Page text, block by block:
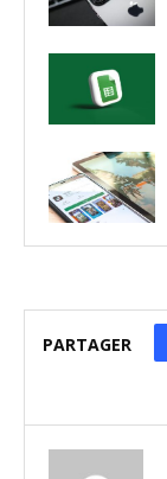
PARTAGER